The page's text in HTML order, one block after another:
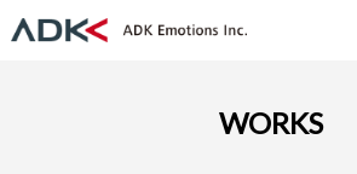
WORKS